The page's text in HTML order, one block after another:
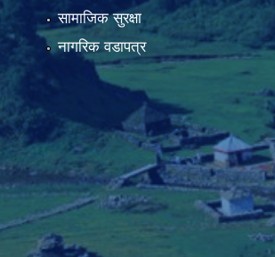
सामाजिक सुरक्षा
नागरिक वडापत्र